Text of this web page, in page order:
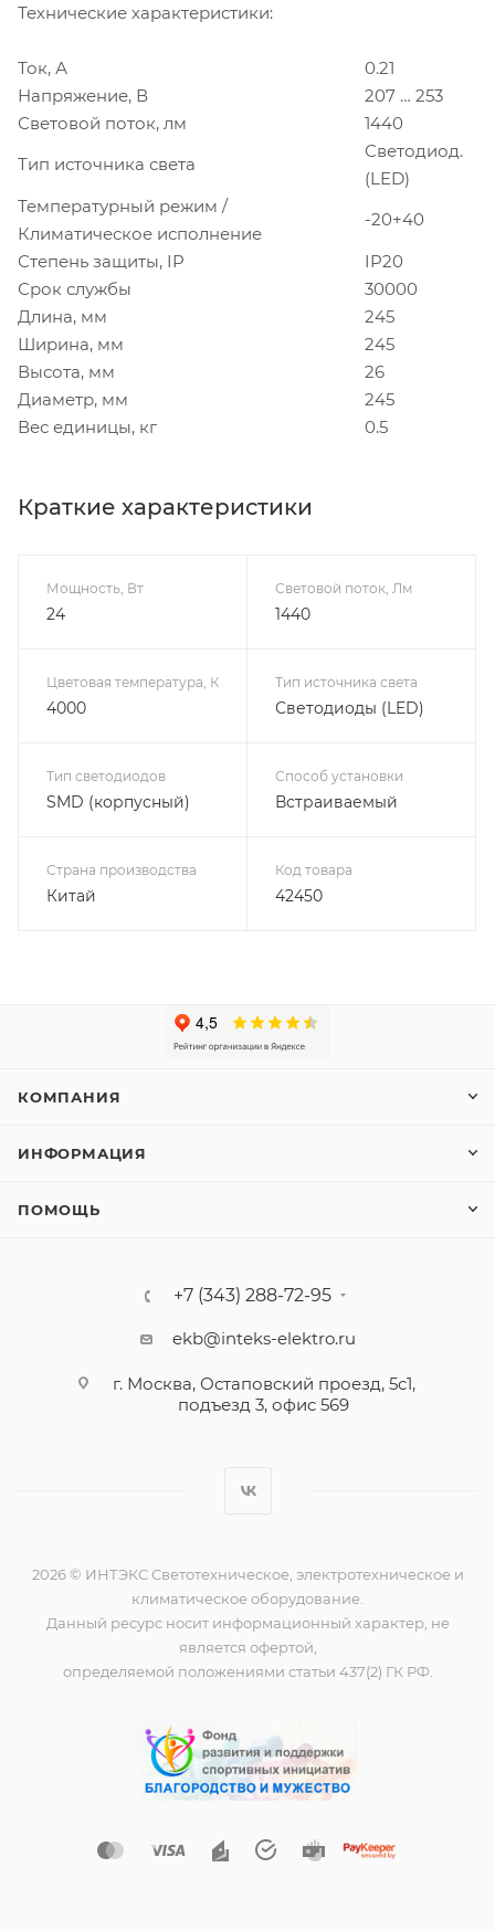
Технические характеристики:
Ток, А
0.21
Напряжение, В
207 … 253
Световой поток, лм
1440
Тип источника света
Светодиод.
(LED)
Температурный режим /
Климатическое исполнение
-20+40
Степень защиты, IP
IP20
Срок службы
30000
Длина, мм
245
Ширина, мм
245
Высота, мм
26
Диаметр, мм
245
Вес единицы, кг
0.5
Краткие характеристики
Мощность, Вт
24
Световой поток, Лм
1440
Цветовая температура, К
4000
Тип источника света
Светодиоды (LED)
Тип светодиодов
SMD (корпусный)
Способ установки
Встраиваемый
Страна производства
Китай
Код товара
42450
КОМПАНИЯ
ИНФОРМАЦИЯ
ПОМОЩЬ
+7 (343) 288-72-95
ekb@inteks-elektro.ru
г. Москва, Остаповский проезд, 5с1,
подъезд 3, офис 569
2026 © ИНТЭКС Светотехническое, электротехническое и
климатическое оборудование.
Данный ресурс носит информационный характер, не
является офертой,
определяемой положениями статьи 437(2) ГК РФ.